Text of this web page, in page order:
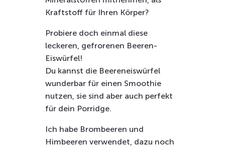
Kraftstoff für Ihren Körper?
Probiere doch einmal diese
leckeren, gefrorenen Beeren-
Eiswürfel!
Du kannst die Beereneiswürfel
wunderbar für einen Smoothie
nutzen, sie sind aber auch perfekt
für dein Porridge.
Ich habe Brombeeren und
Himbeeren verwendet, dazu noch